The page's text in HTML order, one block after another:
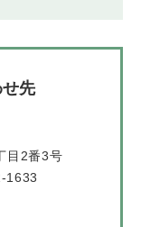
先
目2番3号
1633